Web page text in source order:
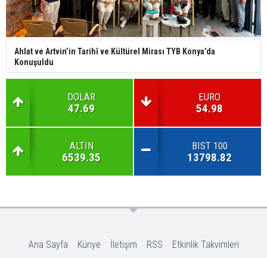
Ahlat ve Artvin’in Tarihî ve Kültürel Mirası TYB Konya’da
Konuşuldu
DOLAR
47.69
EURO
54.98
ALTIN
6539.35
BIST 100
13798.82
Ana Sayfa Künye İletişim RSS Etkinlik Takvimleri